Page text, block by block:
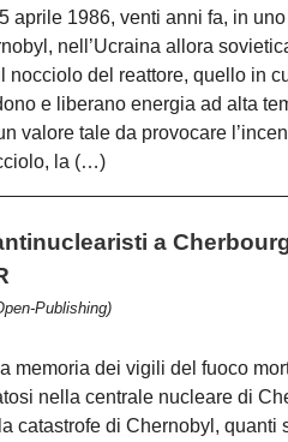
aprile 1986, venti anni fa, in
nell’Ucraina allora
nocciolo del reattore, quello in
e liberano energia ad alta
valore tale da provocare
la (…)
a
Publishing)
memoria dei vigili del fuoco
nella centrale nucleare di
catastrofe di Chernobyl,